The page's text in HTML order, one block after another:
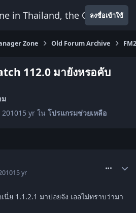
in Thailand, the Onlyลงชื่อเข้าใช้
Zone Old Forum Archive
112.0 มายังหรอคับ
15 yr ในโปรแกรม​ช่วย​เหลือ
15 yr
ย 1.1.2.1 มาบ่อยจัง เออไม่ทราบว่ามา